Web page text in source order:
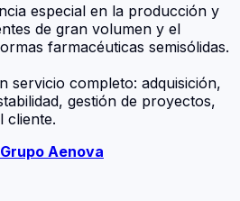
especial en la producción y
de gran volumen y el
farmacéuticas semisólidas.
servicio completo: adquisición,
gestión de proyectos,
cliente.
Grupo Aenova